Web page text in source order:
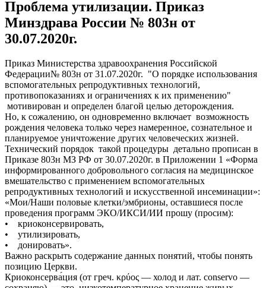
Проблема утилизации. Приказ
Минздрава России № 803н от
30.07.2020г.
Приказ Министерства здравоохранения Российской
Федерации№ 803н от 31.07.2020г. "О порядке использования
вспомогательных репродуктивных технологий,
противопоказаниях и ограничениях к их применению"
мотивирован и определен благой целью деторождения.
Но, к сожалению, он одновременно включает возможность
рождения человека только через намеренное, сознательное и
планируемое уничтожение других человеческих жизней.
Технический порядок такой процедуры детально прописан в
Приказе 803н МЗ РФ от 30.07.2020г. в Приложении 1 «Форма
информированного добровольного согласия на медицинское
вмешательство с применением вспомогательных
репродуктивных технологий и искусственной инсеминации»:
«Мои/Наши половые клетки/эмбрионы, оставшиеся после
проведения программ ЭКО/ИКСИ/ИИ прошу (просим):
• криоконсервировать,
• утилизировать,
• донировать».
Важно раскрыть содержание данных понятий, чтобы понять
позицию Церкви.
Криоконсерва́ция (от греч. κρύος — холод и лат. conservo —